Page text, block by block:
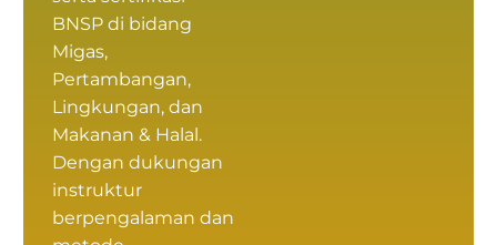
BNSPdi bidang
Migas,
Pertambangan,
Lingkungan, dan
Makanan & Halal.
Dengan dukungan
instruktur
berpengalaman dan